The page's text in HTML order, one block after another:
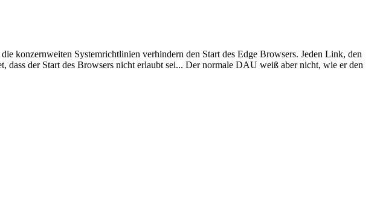
konzernweiten Systemrichtlinien verhindern den Start des Edge Browsers. Jeden Link, den
der Start des Browsers nicht erlaubt sei... Der normale DAU weiß aber nicht, wie er den